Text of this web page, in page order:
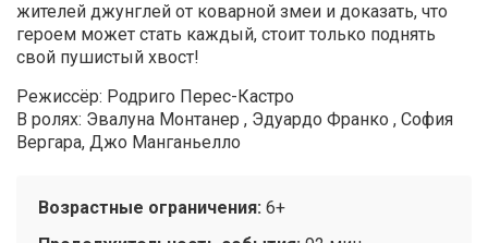
жителей джунглей от коварной змеи и доказать, что
героем может стать каждый, стоит только поднять
свой пушистый хвост!
Режиссёр: Родриго Перес-Кастро
В ролях: Эвалуна Монтанер , Эдуардо Франко , София
Вергара, Джо Манганьелло
Возрастные ограничения: 6+